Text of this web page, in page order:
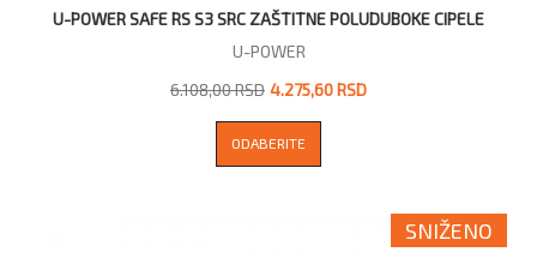
U-POWER SAFE RS S3 SRC ZAŠTITNE POLUDUBOKE CIPELE
U-POWER
6.108,00 RSD 4.275,60 RSD
ODABERITE
SNIŽENO